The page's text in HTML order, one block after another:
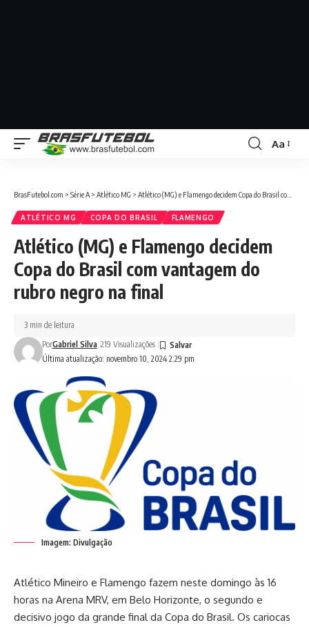
Aa
BrasFutebol.com > Série A > Atlético MG > Atlético (MG) e Flamengo decidem Copa do Brasil com vantagem do rubro negro na final
ATLÉTICO MG COPA DO BRASIL FLAMENGO
Atlético (MG) e Flamengo decidem
Copa do Brasil com vantagem do
rubro negro na final
Última atualização: novembro 10, 2024 2:29 pm
PorGabriel Silva 219 Visualizações
3 min de leitura
Imagem: Divulgação
Atlético Mineiro e Flamengo fazem neste domingo às 16
horas na Arena MRV, em Belo Horizonte, o segundo e
decisivo jogo da grande final da Copa do Brasil. Os cariocas